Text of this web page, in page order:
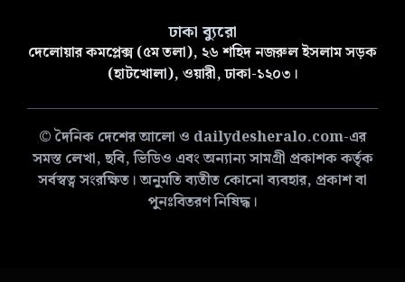
ঢাকা ব্যুরো
দেলোয়ার কমপ্লেক্স (৫ম তলা), ২৬ শহিদ নজরুল ইসলাম সড়ক
(হাটখোলা), ওয়ারী, ঢাকা-১২০৩।
© দৈনিক দেশের আলো ও dailydesheralo.com-এর
সমস্ত লেখা, ছবি, ভিডিও এবং অন্যান্য সামগ্রী প্রকাশক কর্তৃক
সর্বস্বত্ব সংরক্ষিত। অনুমতি ব্যতীত কোনো ব্যবহার, প্রকাশ বা
পুনঃবিতরণ নিষিদ্ধ।